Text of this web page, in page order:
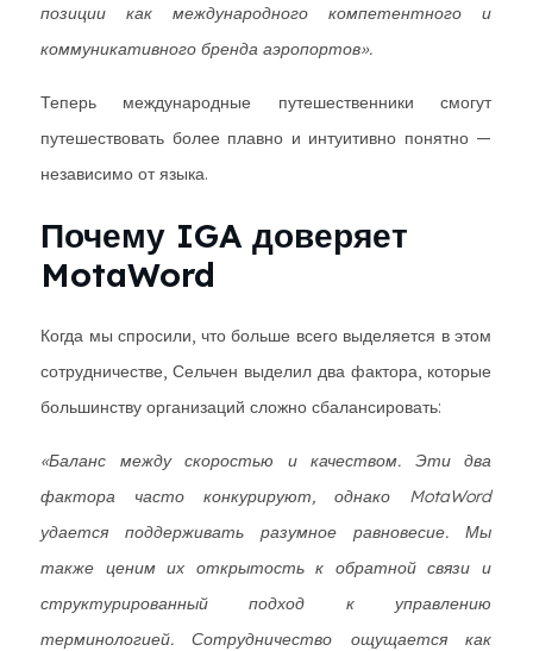
позиции как международного компетентного и
коммуникативного бренда аэропортов».
Теперь международные путешественники смогут
путешествовать более плавно и интуитивно понятно —
независимо от языка.
Почему IGA доверяет
MotaWord
Когда мы спросили, что больше всего выделяется в этом
сотрудничестве, Сельчен выделил два фактора, которые
большинству организаций сложно сбалансировать:
«Баланс между скоростью и качеством. Эти два
фактора часто конкурируют, однако MotaWord
удается поддерживать разумное равновесие. Мы
также ценим их открытость к обратной связи и
структурированный подход к управлению
терминологией. Сотрудничество ощущается как